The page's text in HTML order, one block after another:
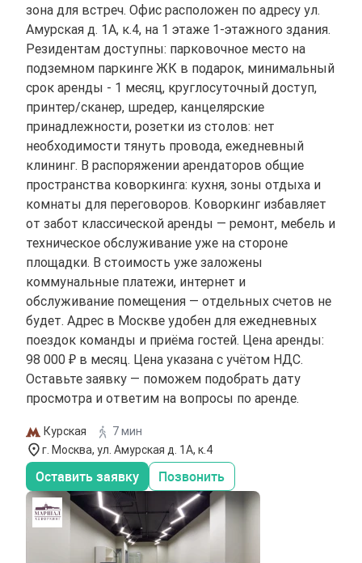
зона для встреч. Офис расположен по адресу ул.
Амурская д. 1А, к.4, на 1 этаже 1-этажного здания.
Резидентам доступны: парковочное место на
подземном паркинге ЖК в подарок, минимальный
срок аренды - 1 месяц, круглосуточный доступ,
принтер/сканер, шредер, канцелярские
принадлежности, розетки из столов: нет
необходимости тянуть провода, ежедневный
клининг. В распоряжении арендаторов общие
пространства коворкинга: кухня, зоны отдыха и
комнаты для переговоров. Коворкинг избавляет
от забот классической аренды — ремонт, мебель и
техническое обслуживание уже на стороне
площадки. В стоимость уже заложены
коммунальные платежи, интернет и
обслуживание помещения — отдельных счетов не
будет. Адрес в Москве удобен для ежедневных
поездок команды и приёма гостей. Цена аренды:
98 000 ₽ в месяц. Цена указана с учётом НДС.
Оставьте заявку — поможем подобрать дату
просмотра и ответим на вопросы по аренде.
Курская
7 мин
г. Москва, ул. Амурская д. 1А, к.4
Оставить заявку Позвонить